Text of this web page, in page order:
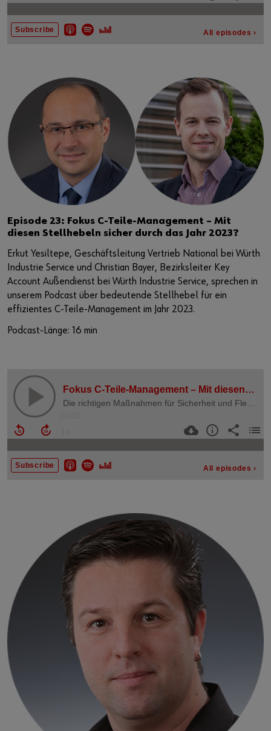
Episode 23: Fokus C-Teile-Management – Mit
diesen Stellhebeln sicher durch das Jahr 2023?
Erkut Yesiltepe, Geschäftsleitung Vertrieb National bei Würth
Industrie Service und Christian Bayer, Bezirksleiter Key
Account Außendienst bei Würth Industrie Service, sprechen in
unserem Podcast über bedeutende Stellhebel für ein
effizientes C-Teile-Management im Jahr 2023.
Podcast-Länge: 16 min